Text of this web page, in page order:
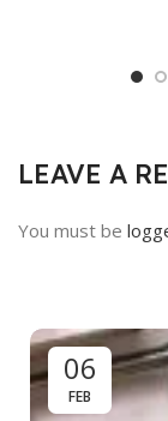
LEAVE A
You must be
06
FEB